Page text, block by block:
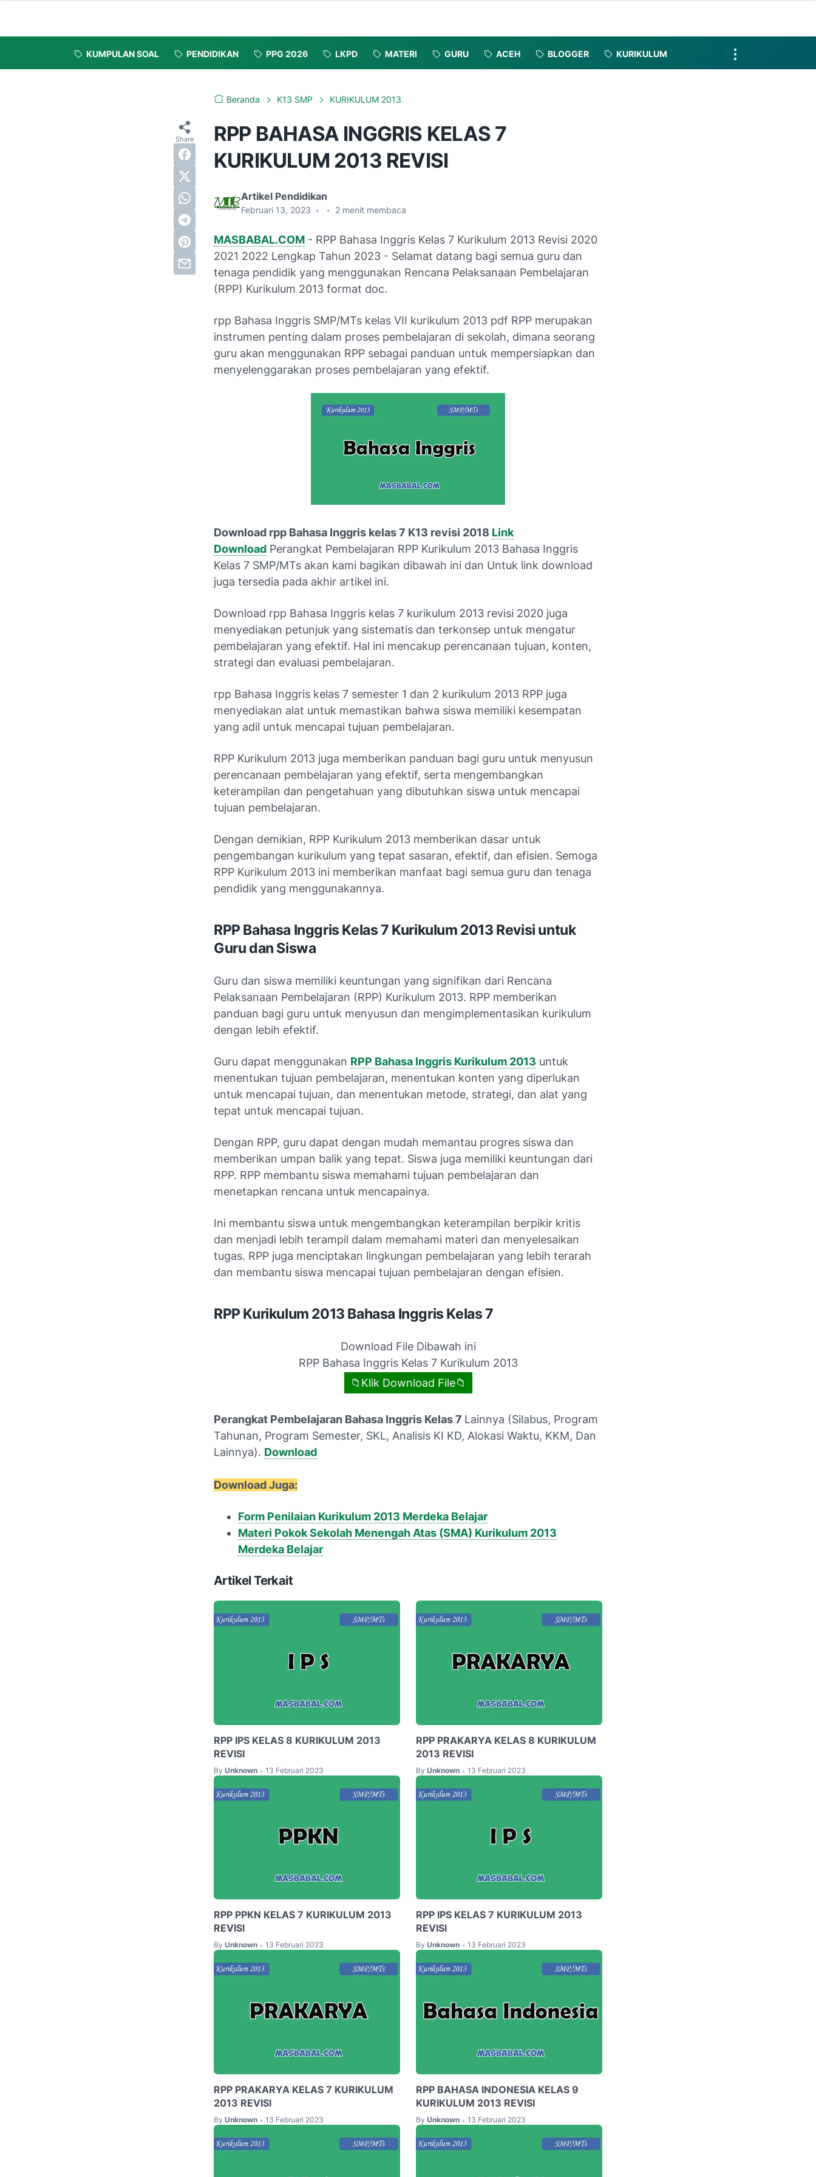
KUMPULAN SOAL PENDIDIKAN PPG 2026 LKPD MATERI GURU ACEH BLOGGER KURIKULUM
Beranda K13 SMP KURIKULUM 2013
RPP BAHASA INGGRIS KELAS 7
KURIKULUM 2013 REVISI
Artikel Pendidikan
Februari 13, 2023 • • 2 menit membaca
MASBABAL.COM - RPP Bahasa Inggris Kelas 7 Kurikulum 2013 Revisi 2020
2021 2022 Lengkap Tahun 2023 - Selamat datang bagi semua guru dan
tenaga pendidik yang menggunakan Rencana Pelaksanaan Pembelajaran
(RPP) Kurikulum 2013 format doc.
rpp Bahasa Inggris SMP/MTs kelas VII kurikulum 2013 pdf RPP merupakan
instrumen penting dalam proses pembelajaran di sekolah, dimana seorang
guru akan menggunakan RPP sebagai panduan untuk mempersiapkan dan
menyelenggarakan proses pembelajaran yang efektif.
Download rpp Bahasa Inggris kelas 7 K13 revisi 2018 Link
Download Perangkat Pembelajaran RPP Kurikulum 2013 Bahasa Inggris
Kelas 7 SMP/MTs akan kami bagikan dibawah ini dan Untuk link download
juga tersedia pada akhir artikel ini.
Download rpp Bahasa Inggris kelas 7 kurikulum 2013 revisi 2020 juga
menyediakan petunjuk yang sistematis dan terkonsep untuk mengatur
pembelajaran yang efektif. Hal ini mencakup perencanaan tujuan, konten,
strategi dan evaluasi pembelajaran.
rpp Bahasa Inggris kelas 7 semester 1 dan 2 kurikulum 2013 RPP juga
menyediakan alat untuk memastikan bahwa siswa memiliki kesempatan
yang adil untuk mencapai tujuan pembelajaran.
RPP Kurikulum 2013 juga memberikan panduan bagi guru untuk menyusun
perencanaan pembelajaran yang efektif, serta mengembangkan
keterampilan dan pengetahuan yang dibutuhkan siswa untuk mencapai
tujuan pembelajaran.
Dengan demikian, RPP Kurikulum 2013 memberikan dasar untuk
pengembangan kurikulum yang tepat sasaran, efektif, dan efisien. Semoga
RPP Kurikulum 2013 ini memberikan manfaat bagi semua guru dan tenaga
pendidik yang menggunakannya.
RPP Bahasa Inggris Kelas 7 Kurikulum 2013 Revisi untuk
Guru dan Siswa
Guru dan siswa memiliki keuntungan yang signifikan dari Rencana
Pelaksanaan Pembelajaran (RPP) Kurikulum 2013. RPP memberikan
panduan bagi guru untuk menyusun dan mengimplementasikan kurikulum
dengan lebih efektif.
Guru dapat menggunakan RPP Bahasa Inggris Kurikulum 2013 untuk
menentukan tujuan pembelajaran, menentukan konten yang diperlukan
untuk mencapai tujuan, dan menentukan metode, strategi, dan alat yang
tepat untuk mencapai tujuan.
Dengan RPP, guru dapat dengan mudah memantau progres siswa dan
memberikan umpan balik yang tepat. Siswa juga memiliki keuntungan dari
RPP. RPP membantu siswa memahami tujuan pembelajaran dan
menetapkan rencana untuk mencapainya.
Ini membantu siswa untuk mengembangkan keterampilan berpikir kritis
dan menjadi lebih terampil dalam memahami materi dan menyelesaikan
tugas. RPP juga menciptakan lingkungan pembelajaran yang lebih terarah
dan membantu siswa mencapai tujuan pembelajaran dengan efisien.
RPP Kurikulum 2013 Bahasa Inggris Kelas 7
Download File Dibawah ini
RPP Bahasa Inggris Kelas 7 Kurikulum 2013
📁Klik Download File📁
Perangkat Pembelajaran Bahasa Inggris Kelas 7 Lainnya (Silabus, Program
Tahunan, Program Semester, SKL, Analisis KI KD, Alokasi Waktu, KKM, Dan
Lainnya). Download
Download Juga:
Form Penilaian Kurikulum 2013 Merdeka Belajar
Materi Pokok Sekolah Menengah Atas (SMA) Kurikulum 2013
Merdeka Belajar
Artikel Terkait
RPP IPS KELAS 8 KURIKULUM 2013
REVISI
By Unknown • 13 Februari 2023
RPP PRAKARYA KELAS 8 KURIKULUM
2013 REVISI
By Unknown • 13 Februari 2023
RPP PPKN KELAS 7 KURIKULUM 2013
REVISI
By Unknown • 13 Februari 2023
RPP IPS KELAS 7 KURIKULUM 2013
REVISI
By Unknown • 13 Februari 2023
RPP PRAKARYA KELAS 7 KURIKULUM
2013 REVISI
By Unknown • 13 Februari 2023
RPP BAHASA INDONESIA KELAS 9
KURIKULUM 2013 REVISI
By Unknown • 13 Februari 2023